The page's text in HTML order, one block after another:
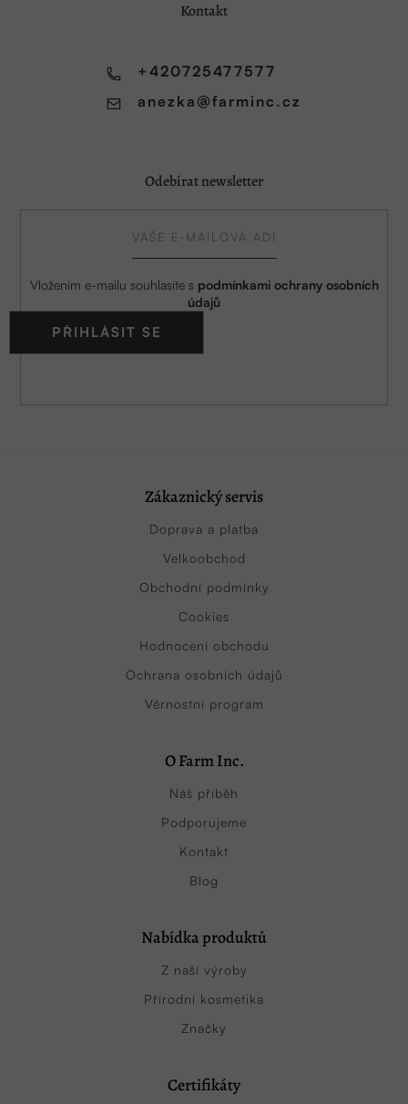
Kontakt
anezka @farminc.cz
+420725477577
Odebírat newsletter
Vložením e-mailu souhlasíte s podmínkami ochrany osobních
údajů
PŘIHLÁSIT SE
Zákaznický servis
Doprava a platba
Velkoobchod
Obchodní podmínky
Cookies
Hodnocení obchodu
Ochrana osobních údajů
Věrnostní program
O Farm Inc.
Náš příběh
Podporujeme
Kontakt
Blog
Nabídka produktů
Z naší výroby
Přírodní kosmetika
Značky
Certifikáty